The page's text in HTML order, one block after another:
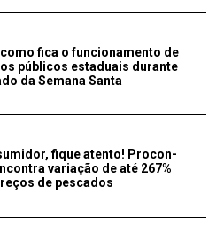
fica o funcionamento de
públicos estaduais durante
da Semana Santa
fique atento! Procon-
variação de até 267%
de pescados